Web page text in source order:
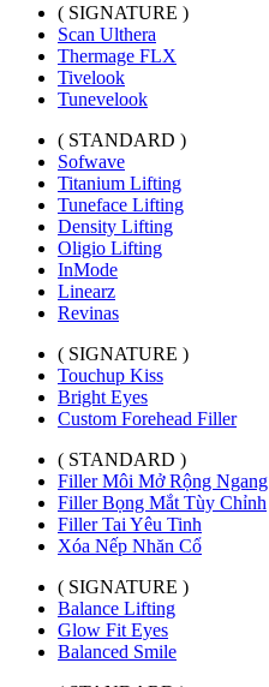
( SIGNATURE )
Scan Ulthera
Thermage FLX
Tivelook
Tunevelook
( STANDARD )
Sofwave
Titanium Lifting
Tuneface Lifting
Density Lifting
Oligio Lifting
InMode
Linearz
Revinas
( SIGNATURE )
Touchup Kiss
Bright Eyes
Custom Forehead Filler
( STANDARD )
Filler Môi Mở Rộng Ngang
Filler Bọng Mắt Tùy Chỉnh
Filler Tai Yêu Tinh
Xóa Nếp Nhăn Cổ
( SIGNATURE )
Balance Lifting
Glow Fit Eyes
Balanced Smile